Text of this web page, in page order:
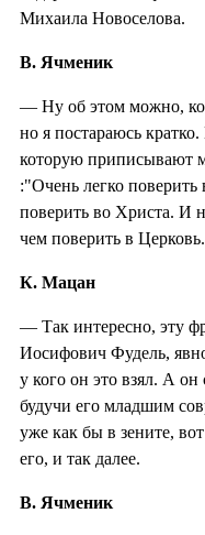
Михаила Новоселова.
В. Ячменик
— Ну об этом можно,
но я постараюсь кратко.
которую приписывают
:"Очень легко поверить
поверить во Христа. И
чем поверить в
К. Мацан
— Так интересно, эту
Иосифович Фудель,
у кого он это взял. А
будучи его младшим
уже как бы в зените,
его, и так далее.
В. Ячменик